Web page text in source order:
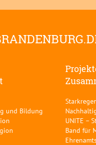
und Bildung
UNITE –
Band für